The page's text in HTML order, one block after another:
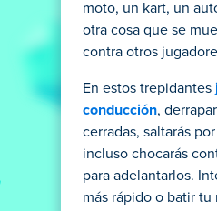
moto, un kart, un
otra cosa que se
contra otros
En estos trepidantes
conducción,
cerradas, saltarás
incluso chocarás
para adelantarlos.
más rápido o batir tu